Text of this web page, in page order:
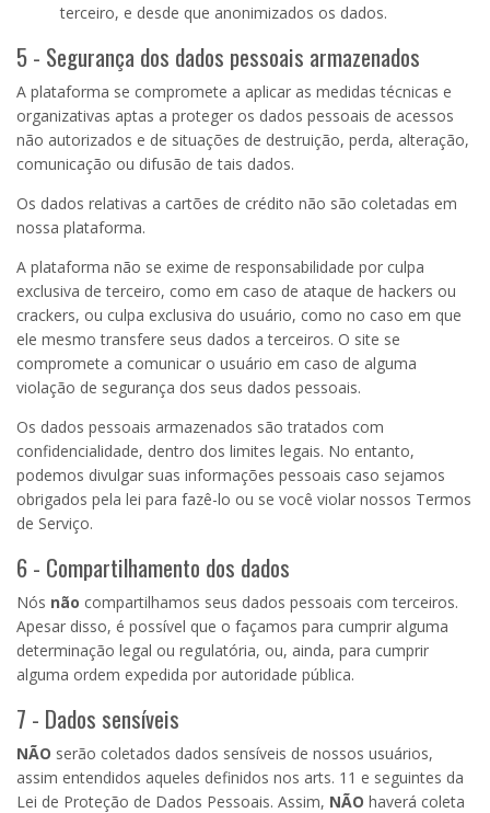
terceiro, e desde que anonimizados os dados.
5 - Segurança dos dados pessoais armazenados
A plataforma se compromete a aplicar as medidas técnicas e
organizativas aptas a proteger os dados pessoais de acessos
não autorizados e de situações de destruição, perda, alteração,
comunicação ou difusão de tais dados.
Os dados relativas a cartões de crédito não são coletadas em
nossa plataforma.
A plataforma não se exime de responsabilidade por culpa
exclusiva de terceiro, como em caso de ataque de hackers ou
crackers, ou culpa exclusiva do usuário, como no caso em que
ele mesmo transfere seus dados a terceiros. O site se
compromete a comunicar o usuário em caso de alguma
violação de segurança dos seus dados pessoais.
Os dados pessoais armazenados são tratados com
confidencialidade, dentro dos limites legais. No entanto,
podemos divulgar suas informações pessoais caso sejamos
obrigados pela lei para fazê-lo ou se você violar nossos Termos
de Serviço.
6 - Compartilhamento dos dados
Nós não compartilhamos seus dados pessoais com terceiros.
Apesar disso, é possível que o façamos para cumprir alguma
determinação legal ou regulatória, ou, ainda, para cumprir
alguma ordem expedida por autoridade pública.
7 - Dados sensíveis
NÃO serão coletados dados sensíveis de nossos usuários,
assim entendidos aqueles definidos nos arts. 11 e seguintes da
Lei de Proteção de Dados Pessoais. Assim, NÃO haverá coleta